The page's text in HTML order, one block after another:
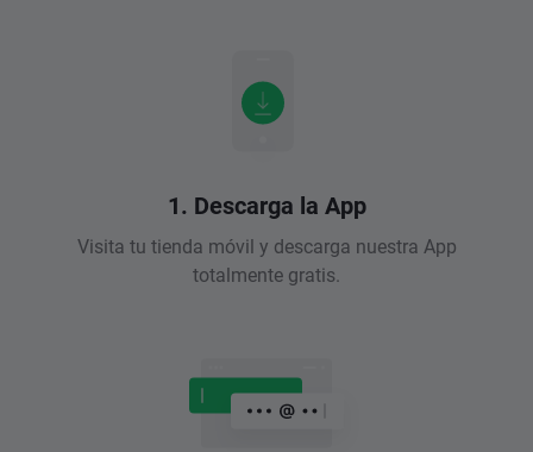
1. Descarga la App
Visita tu tienda móvil y descarga nuestra App
totalmente gratis.